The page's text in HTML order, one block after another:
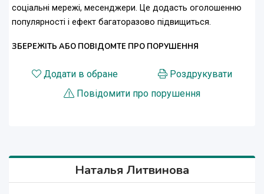
соціальні мережі, месенджери. Це додасть оголошенню
популярності і ефект багаторазово підвищиться.
ЗБЕРЕЖІТЬ АБО ПОВІДОМТЕ ПРО ПОРУШЕННЯ
Додати в обране
Роздрукувати
Повідомити про порушення
Наталья Литвинова